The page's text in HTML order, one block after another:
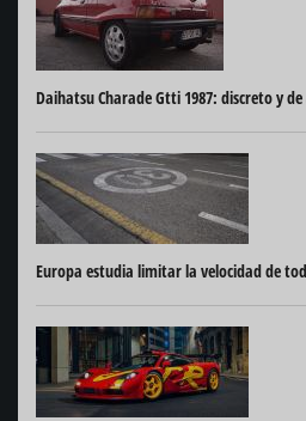
Daihatsu Charade Gtti 1987: discreto y
Europa estudia limitar la velocidad de